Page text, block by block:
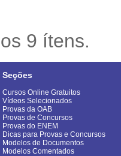
9 ítens.
Seções
Cursos Online Gratuitos
Vídeos Selecionados
Provas da OAB
Provas de Concursos
Provas do ENEM
Dicas para Provas e Concursos
Modelos de Documentos
Modelos Comentados